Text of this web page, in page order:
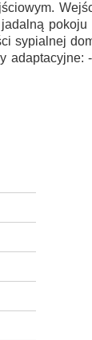
sypialnej